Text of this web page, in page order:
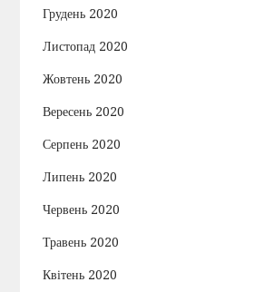
Грудень 2020
Листопад 2020
Жовтень 2020
Вересень 2020
Серпень 2020
Липень 2020
Червень 2020
Травень 2020
Квітень 2020